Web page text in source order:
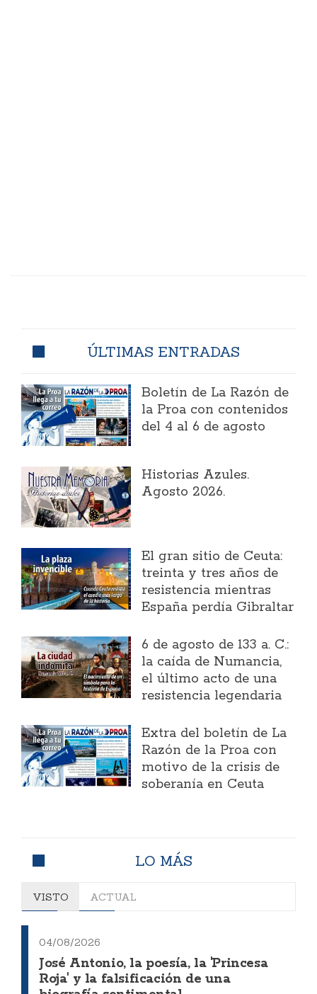
ÚLTIMAS ENTRADAS
Boletín de La Razón de
la Proa con contenidos
del 4 al 6 de agosto
Historias Azules.
Agosto 2026.
El gran sitio de Ceuta:
treinta y tres años de
resistencia mientras
España perdía Gibraltar
6 de agosto de 133 a. C.:
la caída de Numancia,
el último acto de una
resistencia legendaria
Extra del boletín de La
Razón de la Proa con
motivo de la crisis de
soberanía en Ceuta
LO MÁS
VISTO ACTUAL
04/08/2026
José Antonio, la poesía, la 'Princesa
Roja' y la falsificación de una